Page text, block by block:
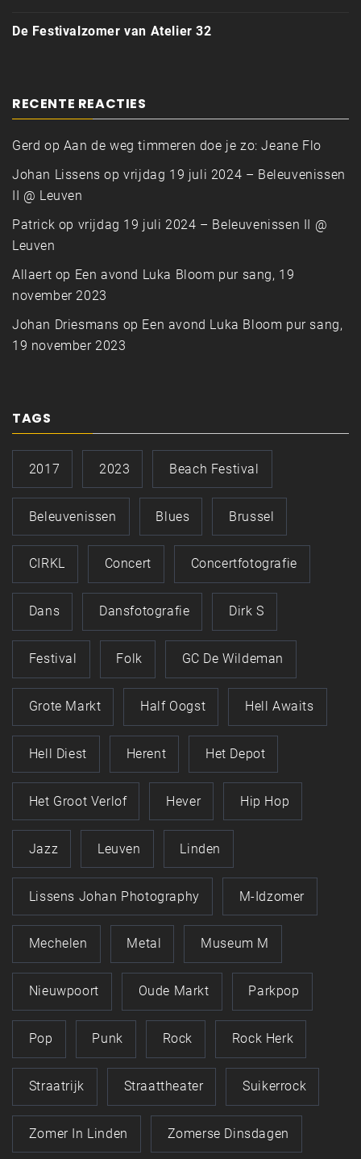
De Festivalzomer van Atelier 32
RECENTE REACTIES
Gerd op Aan de weg timmeren doe je zo: Jeane Flo
Johan Lissens opvrijdag 19 juli 2024 – Beleuvenissen
II @ Leuven
Patrick op vrijdag 19 juli 2024 – Beleuvenissen II @
Leuven
Allaert op Een avond Luka Bloom pur sang, 19
november 2023
Johan Driesmans op Een avond Luka Bloom pur sang,
19 november 2023
TAGS
2017 2023 Beach Festival
Beleuvenissen Blues Brussel
CIRKL Concert Concertfotografie
Dans Dansfotografie Dirk S
Festival Folk GC De Wildeman
Grote Markt Half Oogst Hell Awaits
Hell Diest Herent Het Depot
Het Groot Verlof Hever Hip Hop
Jazz Leuven Linden
Lissens Johan Photography M-Idzomer
Mechelen Metal Museum M
Nieuwpoort Oude Markt Parkpop
Pop Punk Rock Rock Herk
Straatrijk Straattheater Suikerrock
Zomer In Linden Zomerse Dinsdagen